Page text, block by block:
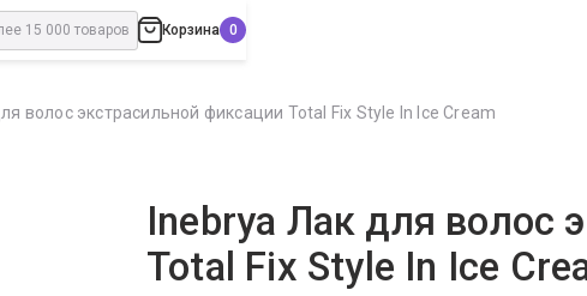
Корзина
волос экстрасильной фиксации Total Fix Style In Ice Cream
Inebrya Лак для волос
Total Fix Style In Ice